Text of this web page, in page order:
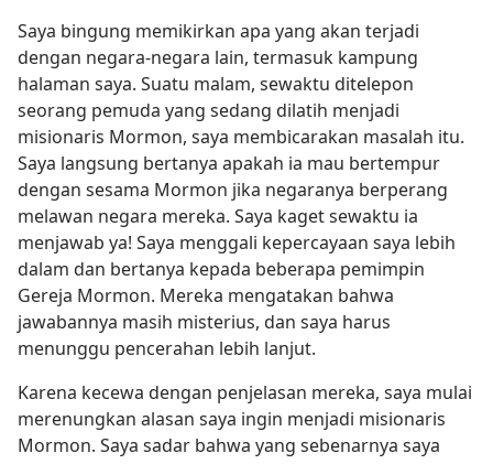
Saya bingung memikirkan apa yang akan terjadi
dengan negara-negara lain, termasuk kampung
halaman saya. Suatu malam, sewaktu ditelepon
seorang pemuda yang sedang dilatih menjadi
misionaris Mormon, saya membicarakan masalah itu.
Saya langsung bertanya apakah ia mau bertempur
dengan sesama Mormon jika negaranya berperang
melawan negara mereka. Saya kaget sewaktu ia
menjawab ya! Saya menggali kepercayaan saya lebih
dalam dan bertanya kepada beberapa pemimpin
Gereja Mormon. Mereka mengatakan bahwa
jawabannya masih misterius, dan saya harus
menunggu pencerahan lebih lanjut.
Karena kecewa dengan penjelasan mereka, saya mulai
merenungkan alasan saya ingin menjadi misionaris
Mormon. Saya sadar bahwa yang sebenarnya saya